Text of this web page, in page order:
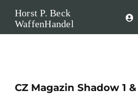
content
Horst P. Beck
WaffenHandel
Kurzwaffen
CZ Magazin Shadow 1